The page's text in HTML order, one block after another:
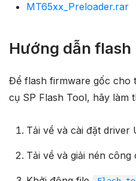
MT65xx_Preloader.rar
Hướng dẫn flash
Để flash firmware gốc cho
cụ SP Flash Tool, hãy làm
Tải về và cài đặt driver
Tải về và giải nén công